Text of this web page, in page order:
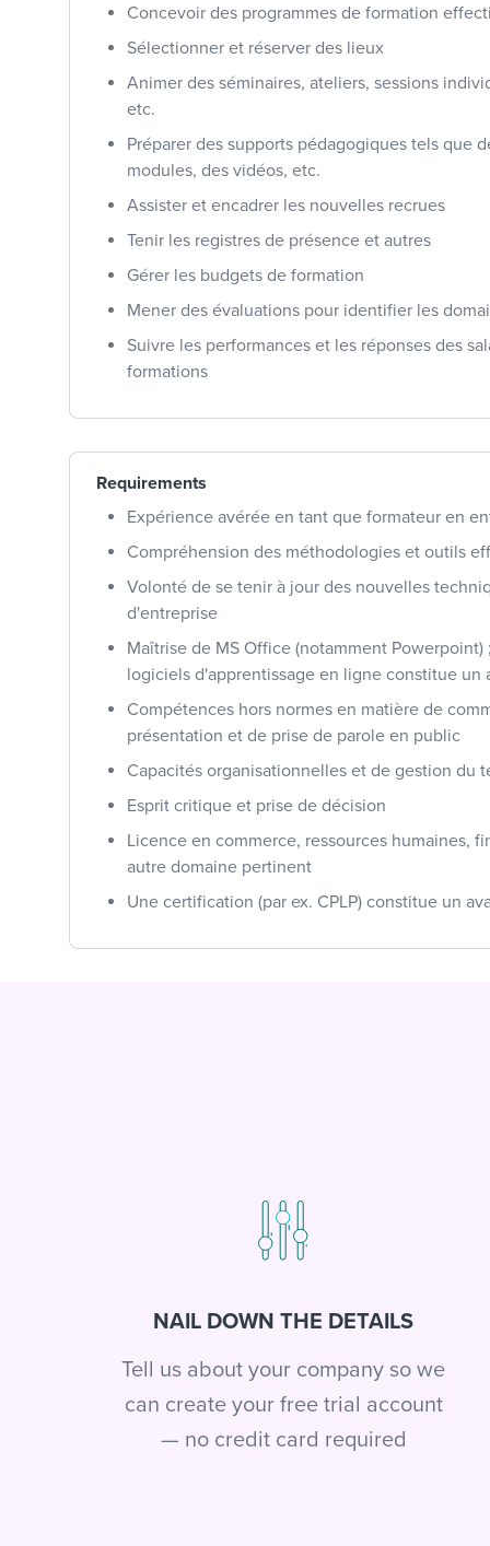
Concevoir des programmes de formation
Sélectionner et réserver des lieux
Animer des séminaires, ateliers, sessions
etc.
Préparer des supports pédagogiques tels que
modules, des vidéos, etc.
Assister et encadrer les nouvelles recrues
Tenir les registres de présence et autres
Gérer les budgets de formation
Mener des évaluations pour identifier les
Suivre les performances et les réponses des
formations
Requirements
Expérience avérée en tant que formateur en
Compréhension des méthodologies et outils
Volonté de se tenir à jour des nouvelles
d'entreprise
Maîtrise de MS Office (notamment Powerpoint)
logiciels d'apprentissage en ligne constitue un
Compétences hors normes en matière de
présentation et de prise de parole en public
Capacités organisationnelles et de gestion du
Esprit critique et prise de décision
Licence en commerce, ressources humaines,
autre domaine pertinent
Une certification (par ex. CPLP) constitue un
NAIL DOWN THE DETAILS
Tell us about your company so we
can create your free trial account
— no credit card required